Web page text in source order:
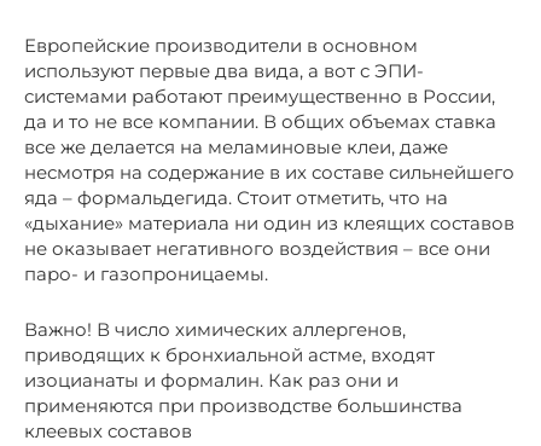
Европейские производители в основном
используют первые два вида, а вот с ЭПИ-
системами работают преимущественно в России,
да и то не все компании. В общих объемах ставка
все же делается на меламиновые клеи, даже
несмотря на содержание в их составе сильнейшего
яда – формальдегида. Стоит отметить, что на
«дыхание» материала ни один из клеящих составов
не оказывает негативного воздействия – все они
паро- и газопроницаемы.
Важно! В число химических аллергенов,
приводящих к бронхиальной астме, входят
изоцианаты и формалин. Как раз они и
применяются при производстве большинства
клеевых составов